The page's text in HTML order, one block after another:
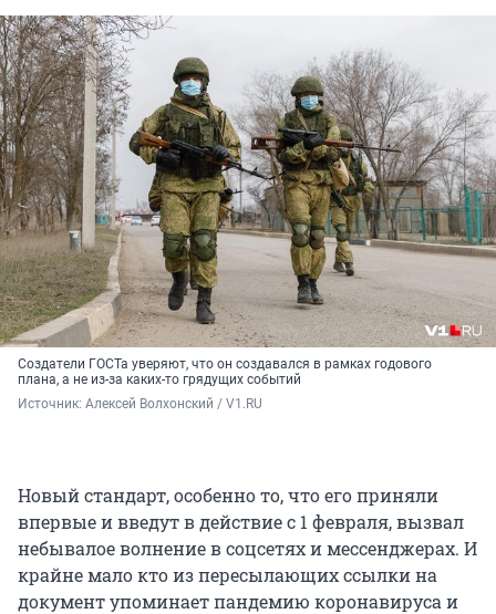
Создатели ГОСТа уверяют, что он создавался в рамках годового
плана, а не из-за каких-то грядущих событий
Источник: Алексей Волхонский / V1.RU
Новый стандарт, особенно то, что его приняли
впервые и введут в действие с 1 февраля, вызвал
небывалое волнение в соцсетях и мессенджерах. И
крайне мало кто из пересылающих ссылки на
документ упоминает пандемию коронавируса и